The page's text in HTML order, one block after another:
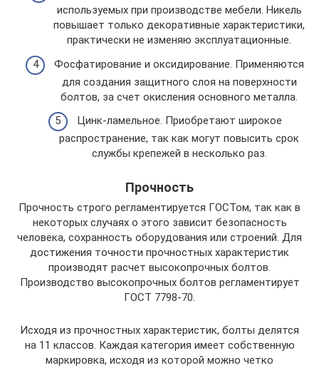
используемых при производстве мебели. Никель
повышает только декоративные характеристики,
практически не изменяю эксплуатационные.
Фосфатирование и оксидирование. Применяются
для создания защитного слоя на поверхности
болтов, за счет окисления основного металла.
Цинк-ламельное. Приобретают широкое
распространение, так как могут повысить срок
службы крепежей в несколько раз.
Прочность
Прочность строго регламентируется ГОСТом, так как в
некоторых случаях о этого зависит безопасность
человека, сохранность оборудования или строений. Для
достижения точности прочностных характеристик
производят расчет высокопрочных болтов.
Производство высокопрочных болтов регламентирует
ГОСТ 7798-70.
Исходя из прочностных характеристик, болты делятся
на 11 классов. Каждая категория имеет собственную
маркировка, исходя из которой можно четко